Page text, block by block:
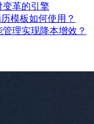
变革的引擎
模板如何使用？
理实现降本增效？